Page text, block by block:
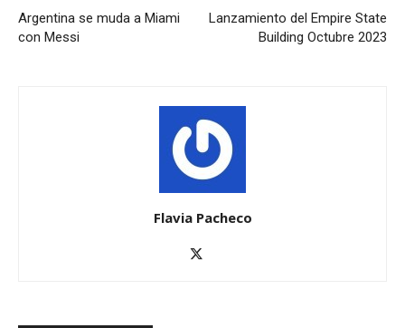
Argentina se muda a Miami
con Messi
Lanzamiento del Empire State
Building Octubre 2023
Flavia Pacheco